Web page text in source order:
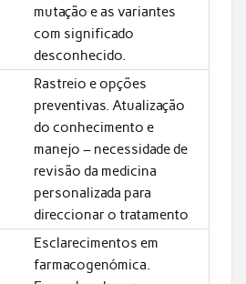
mutação e as variantes
com significado
desconhecido.
Rastreio e opções
preventivas. Atualização
do conhecimento e
manejo – necessidade de
revisão da medicina
personalizada para
direccionar o tratamento
Esclarecimentos em
farmacogenómica.